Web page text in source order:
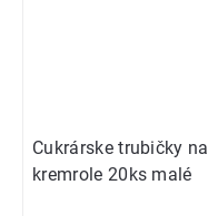
Cukrárske trubičky na
kremrole 20ks malé